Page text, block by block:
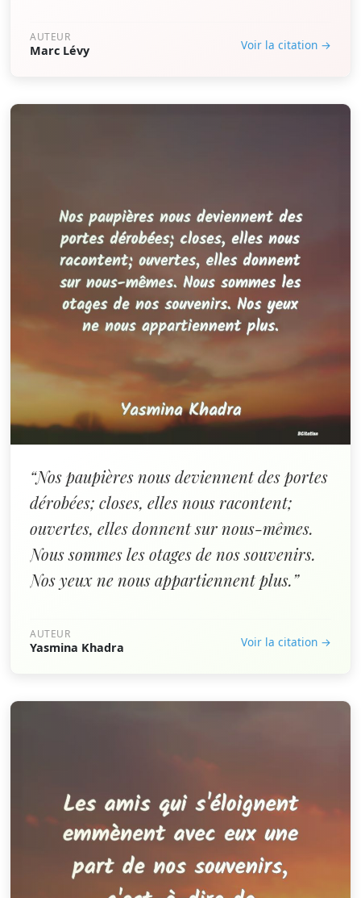
AUTEUR
Marc Lévy Voir la citation →
“Nos paupières nous deviennent des portes
dérobées; closes, elles nous racontent;
ouvertes, elles donnent sur nous-mêmes.
Nous sommes les otages de nos souvenirs.
Nos yeux ne nous appartiennent plus.”
AUTEUR
Yasmina Khadra Voir la citation →